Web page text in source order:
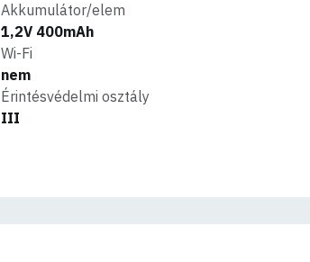
Akkumulátor/elem
1,2V 400mAh
Wi-Fi
nem
Érintésvédelmi osztály
III